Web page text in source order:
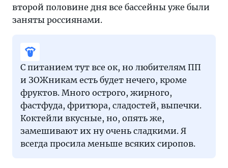
второй половине дня все бассейны уже были
заняты россиянами.
С питанием тут все ок, но любителям ПП
и ЗОЖникам есть будет нечего, кроме
фруктов. Много острого, жирного,
фастфуда, фритюра, сладостей, выпечки.
Коктейли вкусные, но, опять же,
замешивают их ну очень сладкими. Я
всегда просила меньше всяких сиропов.